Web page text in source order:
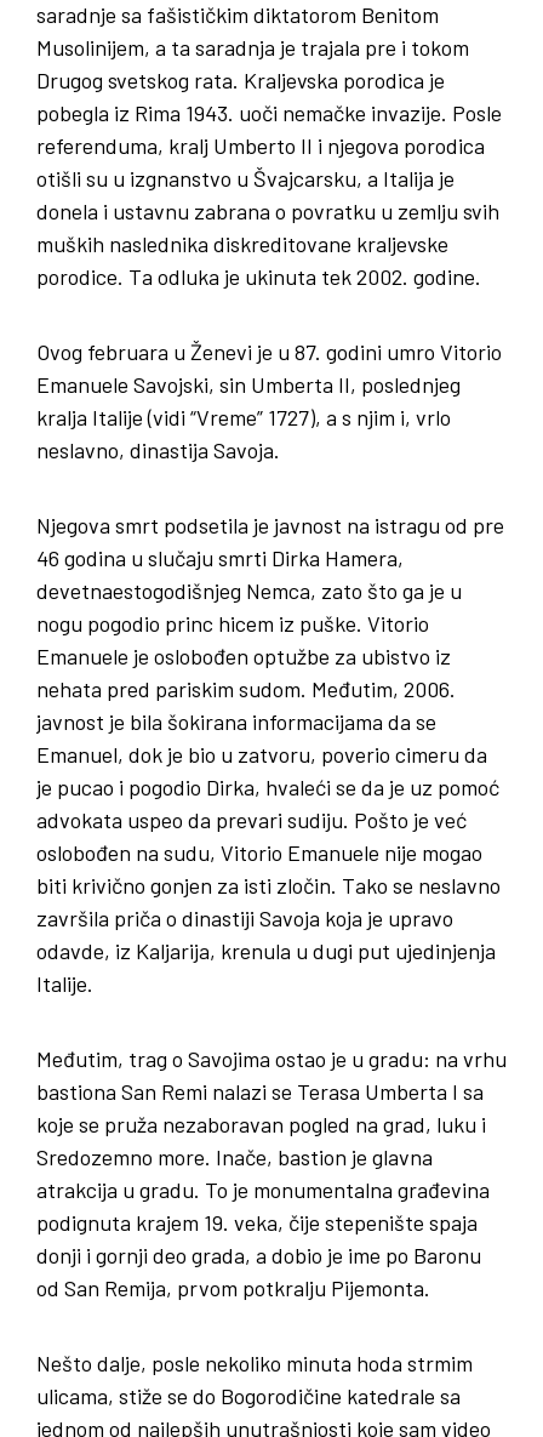
saradnje sa fašističkim diktatorom Benitom
Musolinijem, a ta saradnja je trajala pre i tokom
Drugog svetskog rata. Kraljevska porodica je
pobegla iz Rima 1943. uoči nemačke invazije. Posle
referenduma, kralj Umberto II i njegova porodica
otišli su u izgnanstvo u Švajcarsku, a Italija je
donela i ustavnu zabrana o povratku u zemlju svih
muških naslednika diskreditovane kraljevske
porodice. Ta odluka je ukinuta tek 2002. godine.
Ovog februara u Ženevi je u 87. godini umro Vitorio
Emanuele Savojski, sin Umberta II, poslednjeg
kralja Italije (vidi “Vreme” 1727), a s njim i, vrlo
neslavno, dinastija Savoja.
Njegova smrt podsetila je javnost na istragu od pre
46 godina u slučaju smrti Dirka Hamera,
devetnaestogodišnjeg Nemca, zato što ga je u
nogu pogodio princ hicem iz puške. Vitorio
Emanuele je oslobođen optužbe za ubistvo iz
nehata pred pariskim sudom. Međutim, 2006.
javnost je bila šokirana informacijama da se
Emanuel, dok je bio u zatvoru, poverio cimeru da
je pucao i pogodio Dirka, hvaleći se da je uz pomoć
advokata uspeo da prevari sudiju. Pošto je već
oslobođen na sudu, Vitorio Emanuele nije mogao
biti krivično gonjen za isti zločin. Tako se neslavno
završila priča o dinastiji Savoja koja je upravo
odavde, iz Kaljarija, krenula u dugi put ujedinjenja
Italije.
Međutim, trag o Savojima ostao je u gradu: na vrhu
bastiona San Remi nalazi se Terasa Umberta I sa
koje se pruža nezaboravan pogled na grad, luku i
Sredozemno more. Inače, bastion je glavna
atrakcija u gradu. To je monumentalna građevina
podignuta krajem 19. veka, čije stepenište spaja
donji i gornji deo grada, a dobio je ime po Baronu
od San Remija, prvom potkralju Pijemonta.
Nešto dalje, posle nekoliko minuta hoda strmim
ulicama, stiže se do Bogorodičine katedrale sa
jednom od najlepših unutrašnjosti koje sam video